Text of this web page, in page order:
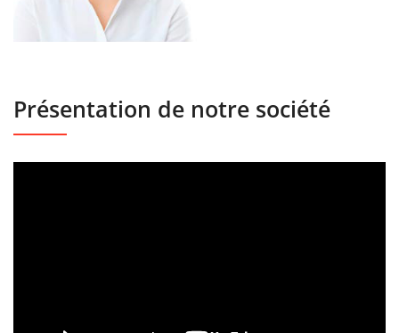
Présentation de notre société